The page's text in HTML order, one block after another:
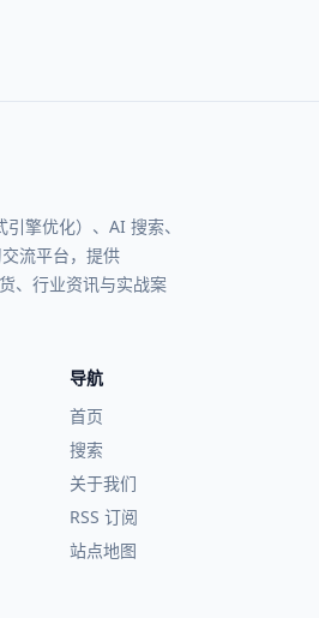
擎优化）、AI 搜索、
流平台，提供
、行业资讯与实战案
导航
首页
搜索
关于我们
RSS 订阅
站点地图